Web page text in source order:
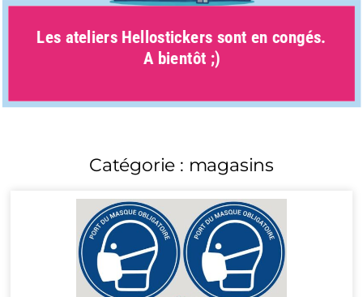
Les ateliers Hellostickers sont en congés.
A bientôt ;)
Catégorie : magasins